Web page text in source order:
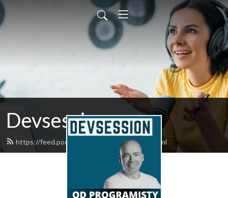
Devsession
https://feed.podbean.com/devsession/feed.xml